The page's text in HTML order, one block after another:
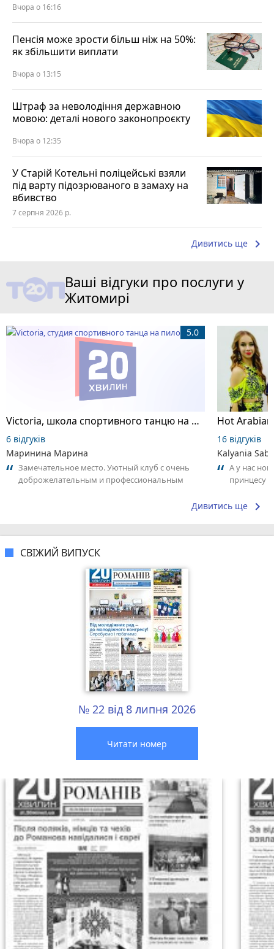
Вчора о 16:16
Пенсія може зрости більш ніж на 50%:
як збільшити виплати
Вчора о 13:15
Штраф за неволодіння державною
мовою: деталі нового законопроєкту
Вчора о 12:35
У Старій Котельні поліцейські взяли
під варту підозрюваного в замаху на
вбивство
7 серпня 2026 р.
Дивитись ще keyboard_arrow_right
Ваші відгуки про послуги у
Житомирі
Victoria, школа спортивного танцю на пілоні
5.0
6 відгуків
Маринина Марина
Замечательное место. Уютный клуб с очень
доброжелательным и профессиональным
16 відгуків
Kalyania
А у нас
принцесу
Дивитись ще keyboard_arrow_right
СВІЖИЙ ВИПУСК
№ 22 від 8 липня 2026
Читати номер